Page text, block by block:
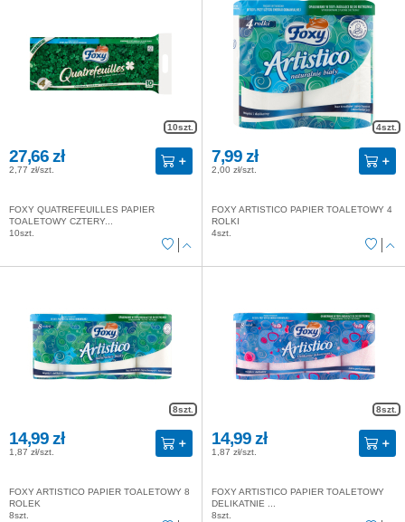
10szt.
27,66 zł
2,77 zł/szt.
FOXY QUATREFEUILLES PAPIER
TOALETOWY CZTERY...
10szt.
4szt.
7,99 zł
2,00 zł/szt.
FOXY ARTISTICO PAPIER TOALETOWY 4
ROLKI
4szt.
8szt.
14,99 zł
1,87 zł/szt.
FOXY ARTISTICO PAPIER TOALETOWY 8
ROLEK
8szt.
8szt.
14,99 zł
1,87 zł/szt.
FOXY ARTISTICO PAPIER TOALETOWY
DELIKATNIE ...
8szt.